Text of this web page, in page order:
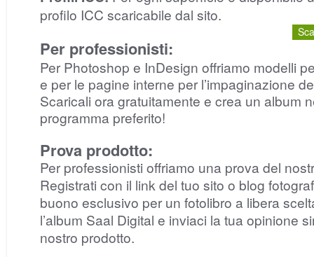
profilo ICC scaricabile dal sito.
Per professionisti:
Per Photoshop e InDesign offriamo modelli
e per le pagine interne per l’impaginazione
Scaricali ora gratuitamente e crea un album
programma preferito!
Prova prodotto:
Per professionisti offriamo una prova del
Registrati con il link del tuo sito o blog
buono esclusivo per un fotolibro a libera
l’album Saal Digital e inviaci la tua opinione
nostro prodotto.